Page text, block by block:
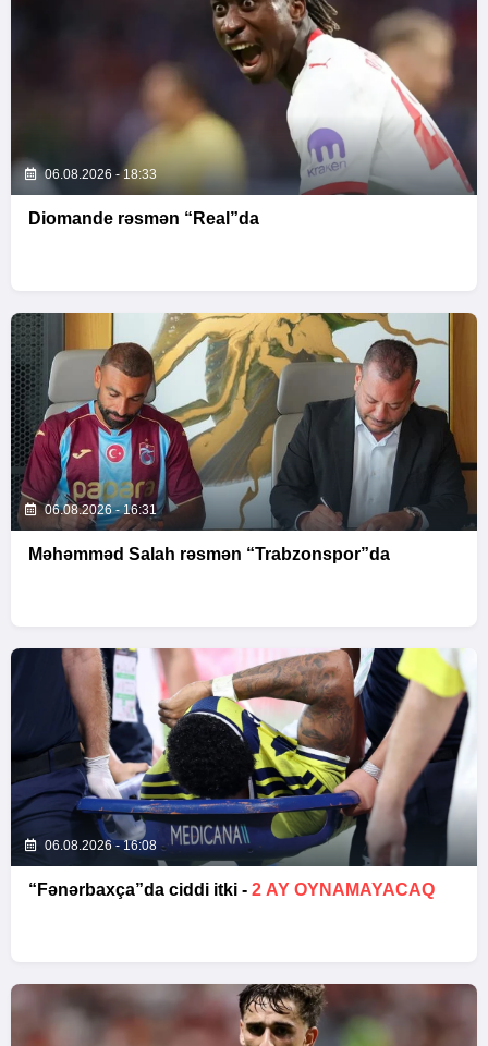
06.08.2026 - 18:33
Diomande rəsmən “Real”da
06.08.2026 - 16:31
Məhəmməd Salah rəsmən “Trabzonspor”da
06.08.2026 - 16:08
“Fənərbaxça”da ciddi itki - 2 AY OYNAMAYACAQ